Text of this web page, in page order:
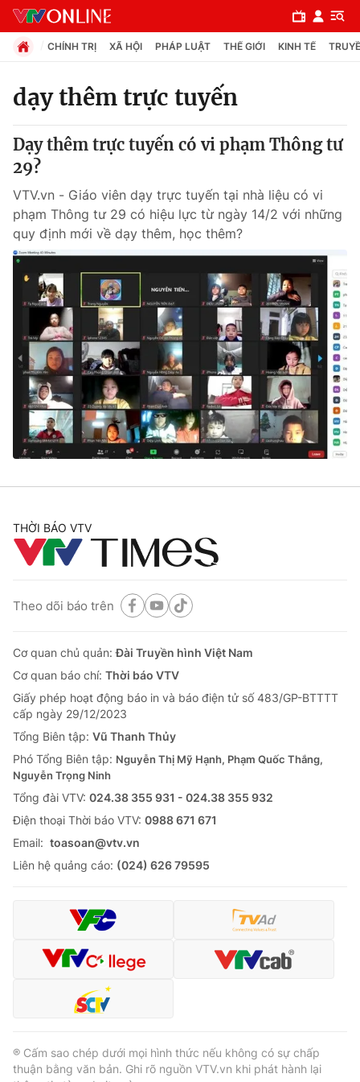
Chuyên mục
Chính trị
Xã hội
Pháp luật
Y tế
Thế giới
Tin tức
Thế giới đó đây
Câu chuyện quốc tế
Kinh tế
Tài chính
Thị trường
Góc doanh nghiệp
Dữ liệu và đời sống
Truyền hình
Phim VTV
Hậu trường
Giải sao mai
Giải trí
Điện ảnh
Âm nhạc
Du lịch
Làm đẹp
Chất lượng cuộc sống
Tuyển sinh
Học trực tuyến
Công nghệ
Hitech Công nghệ tương lai
Sản phẩm
Thị trường
Tư vấn
Giao lưu trực tuyến
Lịch phát sóng
Chuyên mục khác
Emagazine Podcast
Video Shorts video
VTV Money
VTV Sức khoẻ Bất động sản
CHÍNH TRỊ XÃ HỘI PHÁP LUẬT THẾ GIỚI KINH TẾ
dạy thêm trực tuyến
Dạy thêm trực tuyến có vi phạm Thông tư
29?
VTV.vn - Giáo viên dạy trực tuyến tại nhà liệu có vi
phạm Thông tư 29 có hiệu lực từ ngày 14/2 với những
quy định mới về dạy thêm, học thêm?
THỜI BÁO VTV
Theo dõi báo trên
Cơ quan chủ quản:Đài Truyền hình Việt Nam
Cơ quan báo chí: Thời báo VTV
Giấy phép hoạt động báo in và báo điện tử số 483/GP-BTTTT
cấp ngày 29/12/2023
Tổng Biên tập: Vũ Thanh Thủy
Phó Tổng Biên tập: Nguyễn Thị Mỹ Hạnh, Phạm Quốc Thắng,
Nguyễn Trọng Ninh
Tổng đài VTV: 024.38 355 931 - 024.38 355 932
Ðiện thoại Thời báo VTV: 0988 671 671
Email: toasoan@vtv.vn
Liên hệ quảng cáo: (024) 626 79595
® Cấm sao chép dưới mọi hình thức nếu không có sự chấp
thuận bằng văn bản. Ghi rõ nguồn VTV.vn khi phát hành lại